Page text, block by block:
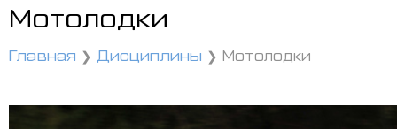
Мотолодки
Главная Дисциплины Мотолодки